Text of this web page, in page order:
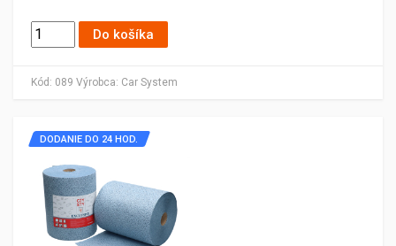
Kód: 089 Výrobca: Car System
Do košíka
DODANIE DO 24 HOD.